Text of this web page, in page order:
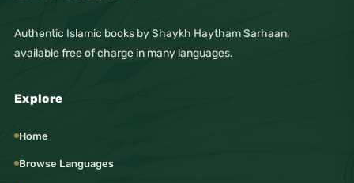
Authentic Islamic books by Shaykh Haytham Sarhaan,
available free of charge in many languages.
Explore
Home
Browse Languages